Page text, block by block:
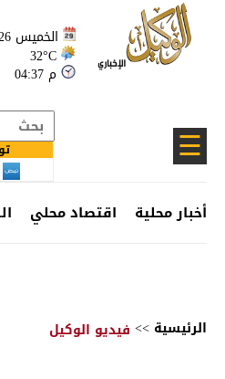
الخميس 2026-08-06
32°C
04:37 م
☰
أخبار محلية اقتصاد محلي
الرئيسية >> فيديو الوكيل